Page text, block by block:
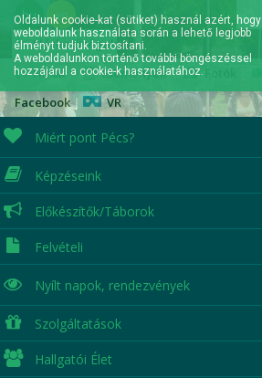
hu
en
Elérhetőségek
Hírek| Események| Fotók
Facebook| VR
Miért pont Pécs?
Képzéseink
Előkészítők/Táborok
Felvételi
Nyílt napok, rendezvények
Szolgáltatások
Hallgatói Élet
Oldalunk cookie-kat (sütiket) használ azért, hogy
weboldalunk használata során a lehető legjobb
élményt tudjuk biztosítani.
A weboldalunkon történő további böngészéssel
hozzájárul a cookie-k használatához.